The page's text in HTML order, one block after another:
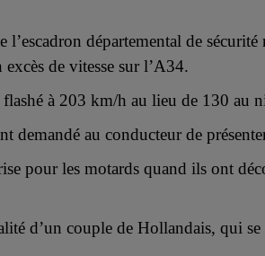
OF
l’escadron départemental de
excès de vitesse sur l’A34.
flashé à 203 km/h au lieu de 130 au
demandé au conducteur de
pour les motards quand ils ont
d’un couple de Hollandais, qui